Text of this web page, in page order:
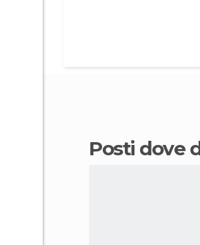
Posti dove